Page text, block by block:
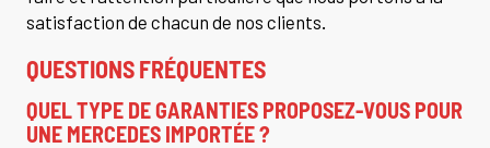
satisfaction de chacun de nos clients.
QUESTIONS FRÉQUENTES
QUEL TYPE DE GARANTIES PROPOSEZ-VOUS POUR
UNE MERCEDES IMPORTÉE ?